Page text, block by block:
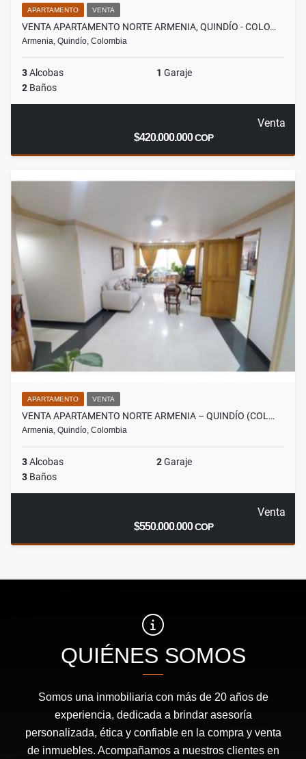
APARTAMENTO VENTA
VENTA APARTAMENTO NORTE ARMENIA, QUINDÍO - COLO…
Armenia, Quindío, Colombia
3Alcobas 1 Garaje
2 Baños
Venta
$420.000.000COP
APARTAMENTO VENTA
VENTA APARTAMENTO NORTE ARMENIA – QUINDÍO (COL…
Armenia, Quindío, Colombia
3Alcobas 2Garaje
3 Baños
Venta
$550.000.000COP
QUIÉNES SOMOS
Somos una inmobiliaria con más de 20 años de
experiencia, dedicada a brindar asesoría
personalizada, ética y confiable en la compra y venta
de inmuebles. Acompañamos a nuestros clientes en